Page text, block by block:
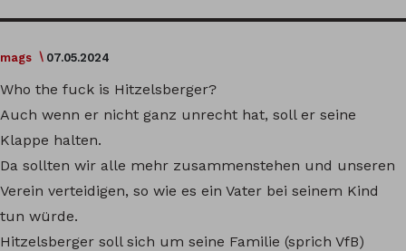
mags 07.05.2024
Who the fuck is Hitzelsberger?
Auch wenn er nicht ganz unrecht hat, soll er seine
Klappe halten.
Da sollten wir alle mehr zusammenstehen und unseren
Verein verteidigen, so wie es ein Vater bei seinem Kind
tun würde.
Hitzelsberger soll sich um seine Familie (sprich VfB)